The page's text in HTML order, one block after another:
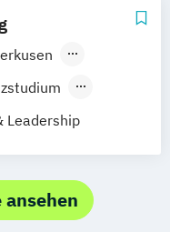
Leadership